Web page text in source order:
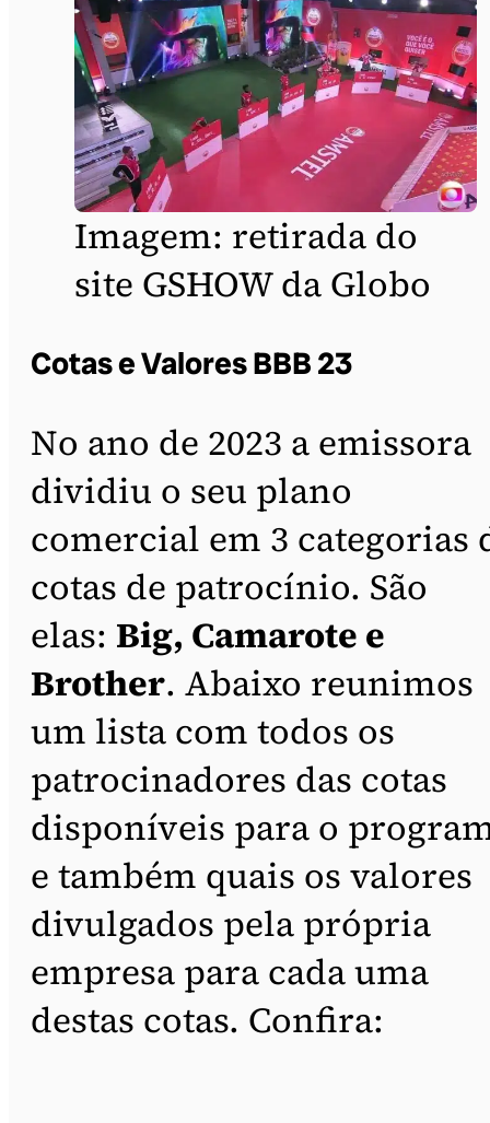
Imagem: retirada do
site GSHOW da Globo
Cotas e Valores BBB 23
No ano de 2023 a emissora
dividiu o seu plano
comercial em 3 categorias
cotas de patrocínio. São
elas: Big, Camarote e
Brother. Abaixo reunimos
um lista com todos os
patrocinadores das cotas
disponíveis para o
e também quais os valores
divulgados pela própria
empresa para cada uma
destas cotas. Confira: